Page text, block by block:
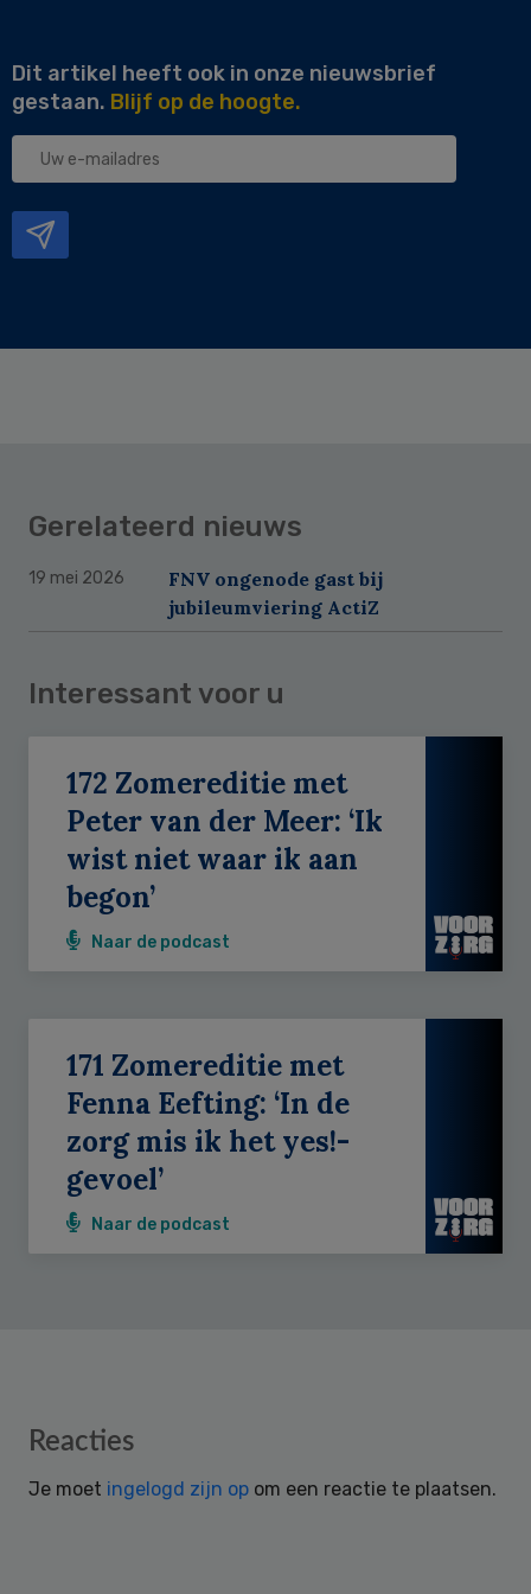
Dit artikel heeft ook in onze nieuwsbrief
gestaan. Blijf op de hoogte.
Uw
Gerelateerd nieuws
19 mei 2026
FNV ongenode gast bij
jubileumviering ActiZ
Interessant voor u
172 Zomereditie met
Peter van der Meer: ‘Ik
wist niet waar ik aan
begon’
Naar de podcast
171 Zomereditie met
Fenna Eefting: ‘In de
zorg mis ik het yes!-
gevoel’
Naar de podcast
Reader
Reacties
Je moet ingelogd zijn op om een reactie te plaatsen.